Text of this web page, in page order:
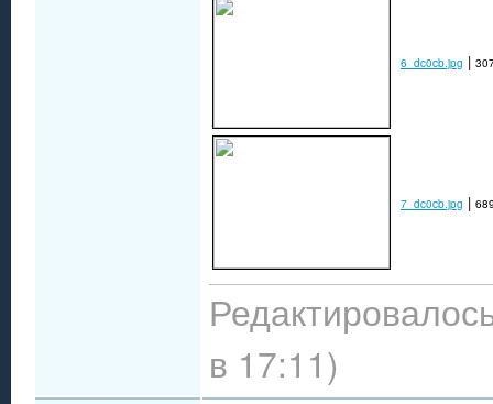
6_dc0cb.jpg |
7_dc0cb.jpg |
в 17:11)